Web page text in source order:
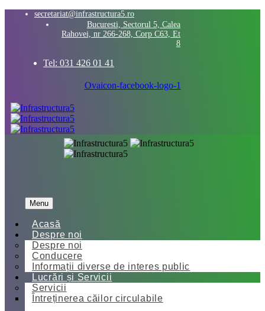
secretariat@infrastructura5.ro
Bucuresti, Sectorul 5, Calea
Rahovei, nr 266-268, Corp C63, Et
8
Tel: 031 426 01 41
Ovaicon-facebook-logo-1
Menu
Acasă
Despre noi
Despre noi
Conducere
Informații diverse de interes public
Lucrări și Servicii
Servicii
Întreținerea căilor circulabile